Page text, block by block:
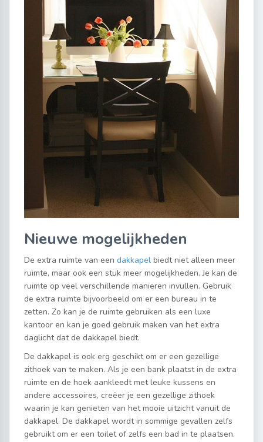
Nieuwe mogelijkheden
De extra ruimte van een dakkapel biedt niet alleen meer
ruimte, maar ook een stuk meer mogelijkheden. Je kan de
ruimte op veel verschillende manieren invullen. Gebruik
de extra ruimte bijvoorbeeld om er een bureau in te
zetten. Zo kan je de ruimte gebruiken als een luxe
kantoor en kan je goed gebruik maken van het extra
daglicht dat de dakkapel biedt.
De dakkapel is ook erg geschikt om er een gezellige
zithoek van te maken. Als je een bank plaatst in de extra
ruimte en de hoek aankleedt met leuke kussens en
andere accessoires, creëer je een gezellige zithoek
waarin je kan genieten van het mooie uitzicht vanuit de
dakkapel. De dakkapel wordt in sommige gevallen zelfs
gebruikt om er een toilet of zelfs een bad in te plaatsen.